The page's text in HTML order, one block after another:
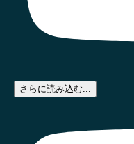
さらに読み込む...